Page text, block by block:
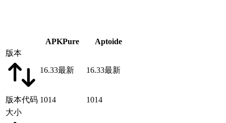
APKPure
Aptoide
版本
16.33最新 16.33最新
版本代码 1014
1014
大小